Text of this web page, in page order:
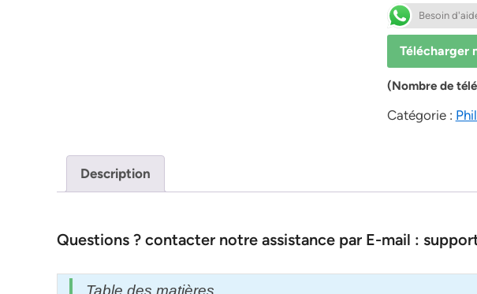
Besoin
Télécharger
(Nombre de
Catégorie :
Description
Questions ? contacter notre assistance par E-mail :
Table des matières